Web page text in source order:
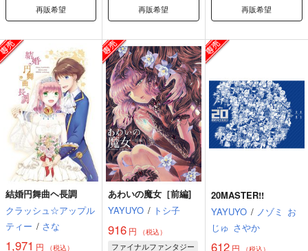
再販希望 再販希望 再販希望
結婚円舞曲ヘ長調
クラッシュ☆アップル
ティー / さな
1,971 円 （税込）
あわいの魔女［前編]
YAYUYO / トシ子
916 円 （税込）
ファイナルファンタジー
20MASTER!!
YAYUYO / ノゾミ お
じゅ さやか
612円 （税込）